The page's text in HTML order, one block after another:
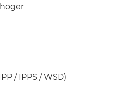
hoger
/ IPPS / WSD)